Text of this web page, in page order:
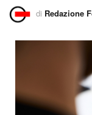
di Redazione